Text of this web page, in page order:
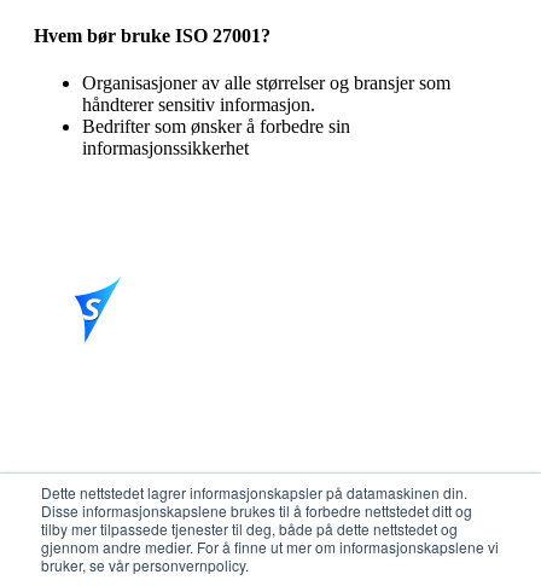
Dette nettstedet lagrer informasjonskapsler på datamaskinen din.
Disse informasjonskapslene brukes til å forbedre nettstedet ditt og
tilby mer tilpassede tjenester til deg, både på dette nettstedet og
gjennom andre medier. For å finne ut mer om informasjonskapslene vi
bruker, se vår personvernpolicy.
Hvem bør bruke ISO 27001?
Organisasjoner av alle størrelser og bransjer som
håndterer sensitiv informasjon.
Bedrifter som ønsker å forbedre sin
informasjonssikkerhet
ViroSafe Norge ASOrg.nr. 982 798 760 MVATorggata 3, 2317 Hamar
Personvern